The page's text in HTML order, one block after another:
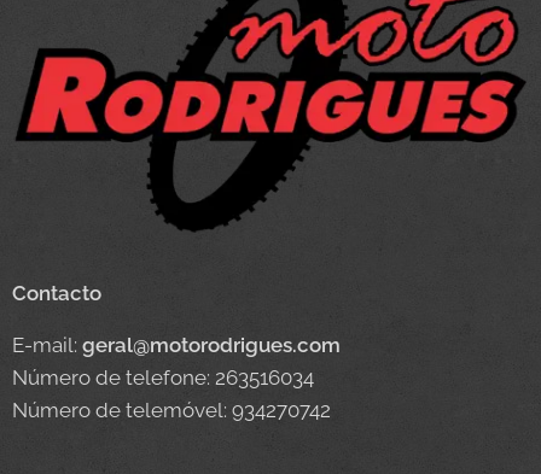
Contacto
E-mail: geral@motorodrigues.com
Número de telefone: 263516034
Número de telemóvel: 934270742